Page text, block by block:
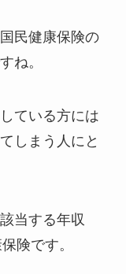
民健康保険の
ね。
ている方には
しまう人にと
当する年収
険です。